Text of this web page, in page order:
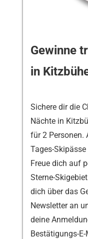
Gewinne
in
Sichere dir die
Nächte in
für 2 Personen.
Tages-
Freue dich auf
Sterne-
dich über das
Newsletter an
deine
Bestätigungs-